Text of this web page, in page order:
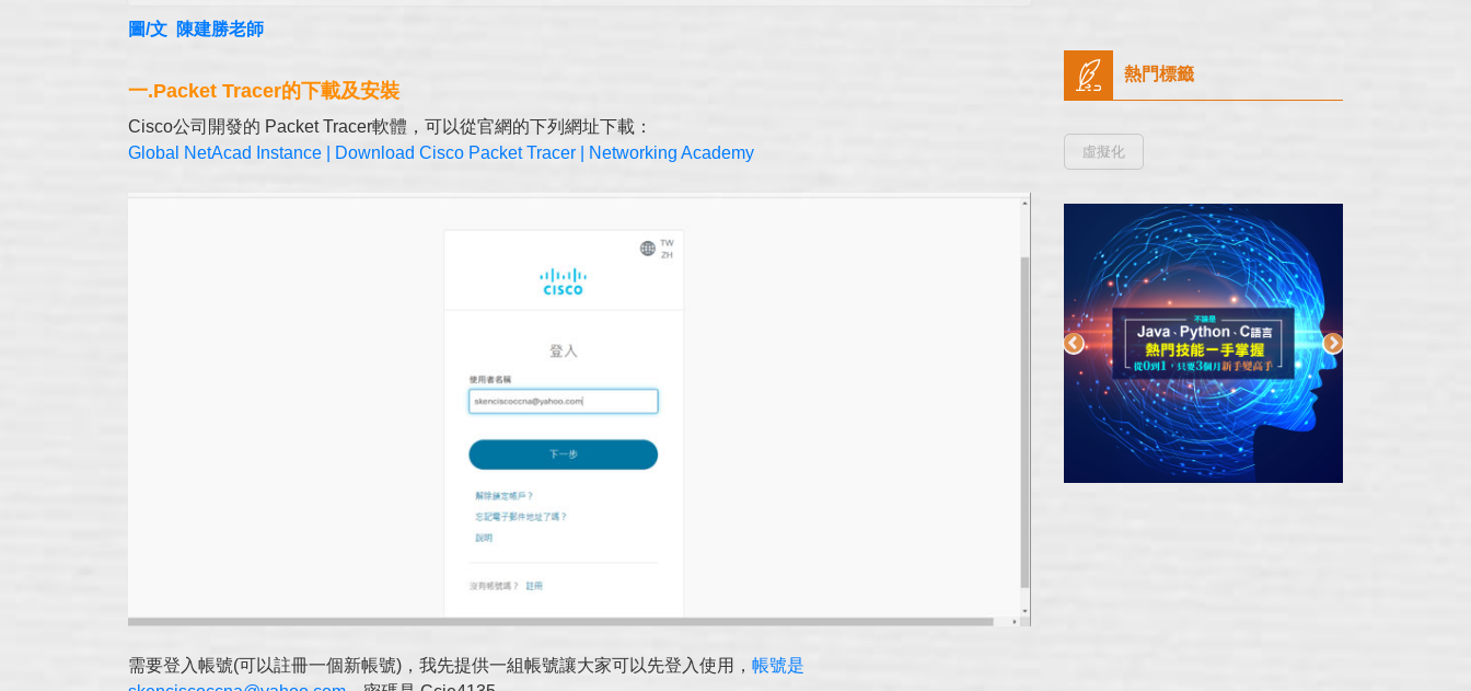
圖/文 陳建勝老師
一.Packet Tracer的下載及安裝
Cisco公司開發的 Packet Tracer軟體，可以從官網的下列網址下載：
Global NetAcad Instance | Download Cisco Packet Tracer | Networking Academy
需要登入帳號(可以註冊一個新帳號)，我先提供一組帳號讓大家可以先登入使用， 帳號是
熱門標籤
虛擬化